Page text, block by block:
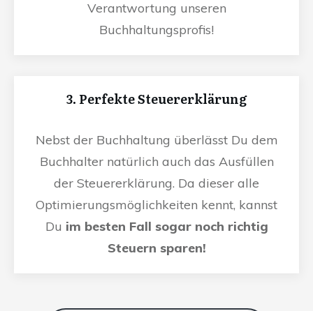
Verantwortung unseren
Buchhaltungsprofis!
3. Perfekte Steuererklärung
Nebst der Buchhaltung überlässt Du dem
Buchhalter natürlich auch das Ausfüllen
der Steuererklärung. Da dieser alle
Optimierungsmöglichkeiten kennt, kannst
Du im besten Fall sogar noch richtig
Steuern sparen!